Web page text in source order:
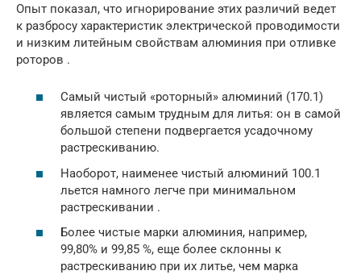
Опыт показал, что игнорирование этих различий ведет
к разбросу характеристик электрической проводимости
и низким литейным свойствам алюминия при отливке
роторов .
Самый чистый «роторный» алюминий (170.1)
является самым трудным для литья: он в самой
большой степени подвергается усадочному
растрескиванию.
Наоборот, наименее чистый алюминий 100.1
льется намного легче при минимальном
растрескивании .
Более чистые марки алюминия, например,
99,80% и 99,85 %, еще более склонны к
растрескиванию при их литье, чем марка